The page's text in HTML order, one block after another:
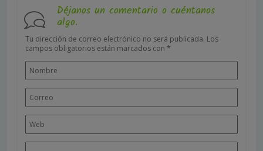
Déjanos un comentario o cuéntanos
algo.
Tu dirección de correo electrónico no será publicada. Los
campos obligatorios están marcados con *